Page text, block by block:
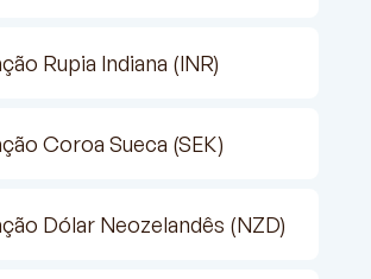
Rupia Indiana (INR)
Coroa Sueca (SEK)
Dólar Neozelandês (NZD)